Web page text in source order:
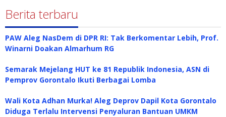
Berita terbaru
PAW Aleg NasDem di DPR RI: Tak Berkomentar Lebih, Prof.
Winarni Doakan Almarhum RG
Semarak Mejelang HUT ke 81 Republik Indonesia, ASN di
Pemprov Gorontalo Ikuti Berbagai Lomba
Wali Kota Adhan Murka! Aleg Deprov Dapil Kota Gorontalo
Diduga Terlalu Intervensi Penyaluran Bantuan UMKM